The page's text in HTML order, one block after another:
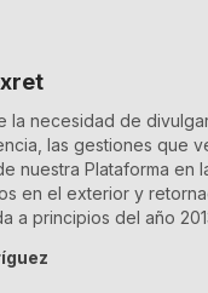
la necesidad de
las gestiones que
nuestra Plataforma en
en el exterior y
a principios del año